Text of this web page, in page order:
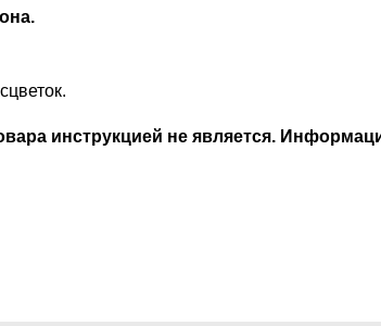
инструкцией не является.